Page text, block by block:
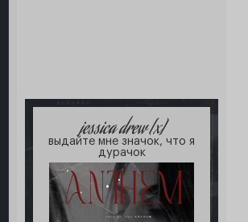
jessica drew [x]
выдайте мне значок, что я
дурачок